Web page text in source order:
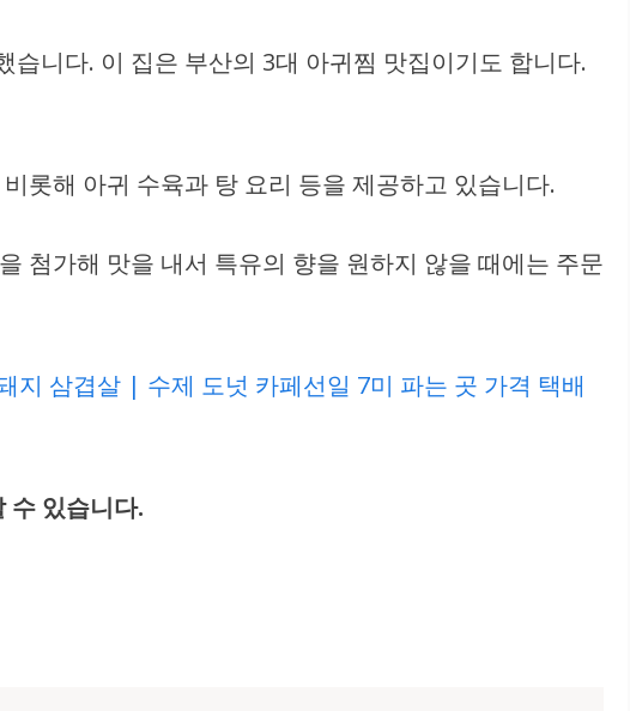
니다. 이 집은 부산의 3대 아귀찜 맛집이기도 합니다.
롯해 아귀 수육과 탕 요리 등을 제공하고 있습니다.
첨가해 맛을 내서 특유의 향을 원하지 않을 때에는 주문
삼겹살 | 수제 도넛 카페선일 7미 파는 곳 가격 택배
수 있습니다.